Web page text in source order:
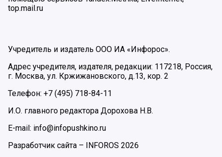
top.mail.ru
Учредитель и издатель ООО ИА «Инфорос».
Адрес учредителя, издателя, редакции: 117218, Россия,
г. Москва, ул. Кржижановского, д.13, кор. 2
Телефон: +7 (495) 718-84-11
И.О. главного редактора Дорохова Н.В.
E-mail: info@infopushkino.ru
Разработчик сайта – INFOROS 2026